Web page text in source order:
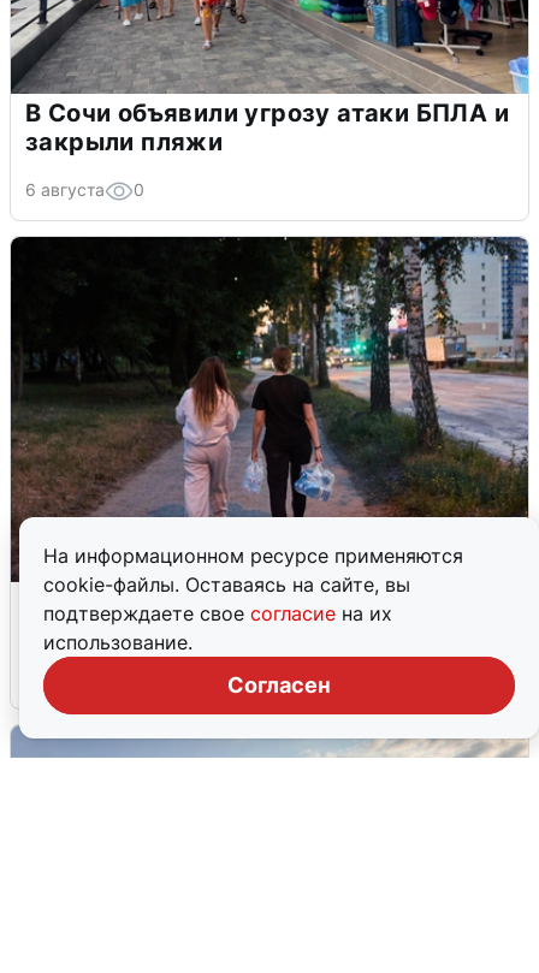
На информационном ресурсе применяются
cookie-файлы. Оставаясь на сайте, вы
подтверждаете свое согласие на их
использование.
Согласен
В Сочи объявили угрозу атаки БПЛА и
закрыли пляжи
6 августа 0
Опубликована карта отключений
воды в Воронеже
6 августа